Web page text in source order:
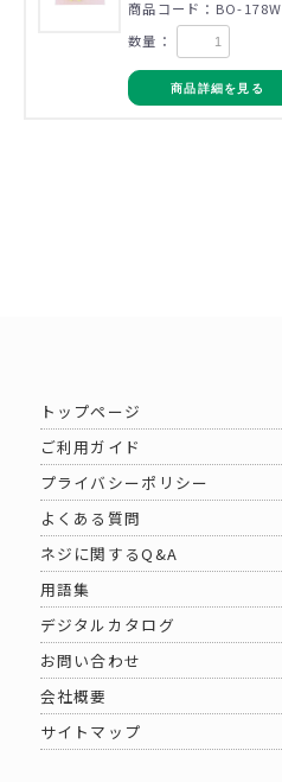
商品コード：BO-178W
数量：
商品詳細を見る
トップページ
ご利用ガイド
プライバシーポリシー
よくある質問
ネジに関するQ&A
用語集
デジタルカタログ
お問い合わせ
会社概要
サイトマップ